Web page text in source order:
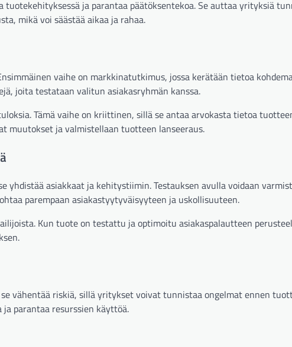
ja parantaa päätöksentekoa. Se auttaa yrityksiä
mikä voi säästää aikaa ja rahaa.
vaihe on markkinatutkimus, jossa kerätään tietoa
joita testataan valitun asiakasryhmän kanssa.
Tämä vaihe on kriittinen, sillä se antaa arvokasta tietoa
muutokset ja valmistellaan tuotteen lanseeraus.
yhdistää asiakkaat ja kehitystiimin. Testauksen avulla voidaan
parempaan asiakastyytyväisyyteen ja uskollisuuteen.
Kun tuote on testattu ja optimoitu asiakaspalautteen
vähentää riskiä, sillä yritykset voivat tunnistaa ongelmat ennen
parantaa resurssien käyttöä.